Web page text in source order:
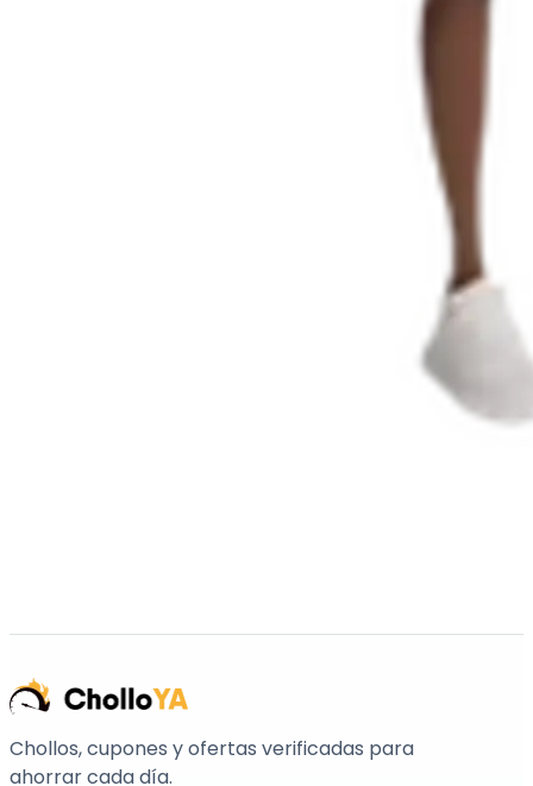
Chollos, cupones y ofertas verificadas para
ahorrar cada día.